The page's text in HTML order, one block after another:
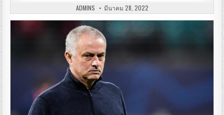
ADMINS มีนาคม 28, 2022